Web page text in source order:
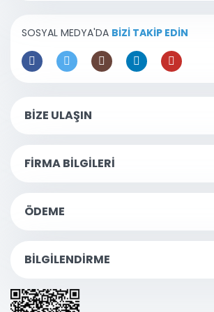
SOSYAL MEDYA'DA BİZİ TAKİP EDİN
BİZE ULAŞIN
FİRMA BİLGİLERİ
ÖDEME
BİLGİLENDİRME